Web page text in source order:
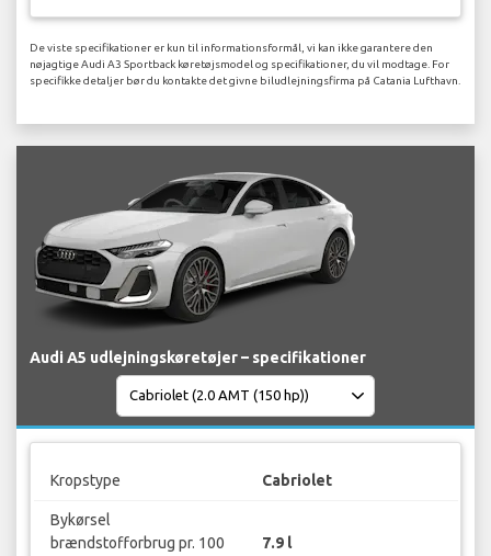
De viste specifikationer er kun til informationsformål, vi kan ikke garantere den
nøjagtige Audi A3 Sportback køretøjsmodel og specifikationer, du vil modtage. For
specifikke detaljer bør du kontakte det givne biludlejningsfirma på Catania Lufthavn.
Audi A5 udlejningskøretøjer – specifikationer
Kropstype Cabriolet
Bykørsel
brændstofforbrug pr. 100
7.9 l